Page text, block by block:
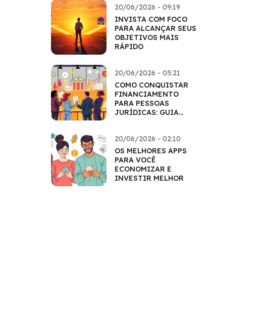
20/06/2026 - 09:19
INVISTA COM FOCO
PARA ALCANÇAR SEUS
OBJETIVOS MAIS
RÁPIDO
20/06/2026 - 05:21
COMO CONQUISTAR
FINANCIAMENTO
PARA PESSOAS
JURÍDICAS: GUIA
20/06/2026 - 02:10
OS MELHORES APPS
PARA VOCÊ
ECONOMIZAR E
INVESTIR MELHOR